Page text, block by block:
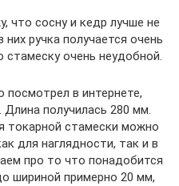
что сосну и кедр лучше не
ручка получается очень
стамеску очень неудобной.
посмотрел в интернете,
получилась 280 мм.
токарной стамески можно
для наглядности, так и в
про то что понадобится
шириной примерно 20 мм,